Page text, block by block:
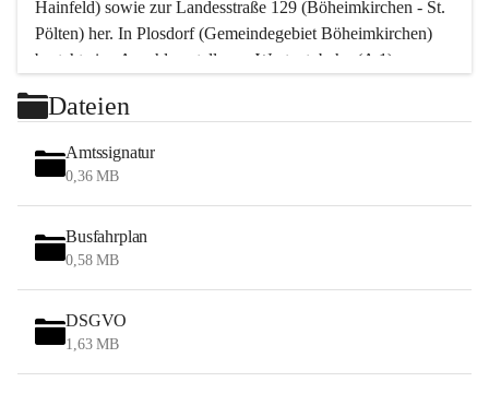
Hainfeld) sowie zur Landesstraße 129 (Böheimkirchen - St.
Pölten) her. In Plosdorf (Gemeindegebiet Böheimkirchen)
besteht eine Anschlussstelle zur Westautobahn (A 1).
Wien erreicht man in ca. 45 Minuten.
Stössing zählt noch zum Naherholungsraum Wien sowie
zum Naherholungsraum St. Pölten. Viele Bauernhöfe hatten
„ihre Wiener“. Seit 1960 bauten viele Wiener
Wochenendhäuser im Gemeindegebiet. Wegen des
waldreichen Jagdgebietes haben viele Jagdpächter ihre
Das Wandern ist aus touristischer Sicht die bedeutendste
Tätigkeit. Das hügelige Gebiet mit Wanderwegen durch
Wiesen, Wälder und Obstkulturen lädt dazu ein. Gefördert
Dateien
Amtssignatur
0,36 MB
Busfahrplan
0,58 MB
DSGVO
1,63 MB